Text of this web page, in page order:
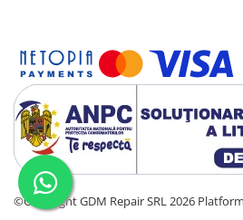
©Copyright GDM Repair SRL 2026